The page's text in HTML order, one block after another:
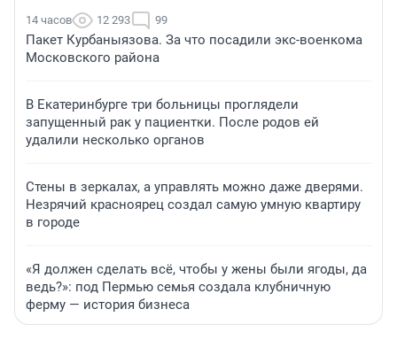
14 часов 12 293 99
Пакет Курбаныязова. За что посадили экс-военкома
Московского района
В Екатеринбурге три больницы проглядели
запущенный рак у пациентки. После родов ей
удалили несколько органов
Стены в зеркалах, а управлять можно даже дверями.
Незрячий красноярец создал самую умную квартиру
в городе
«Я должен сделать всё, чтобы у жены были ягоды, да
ведь?»: под Пермью семья создала клубничную
ферму — история бизнеса